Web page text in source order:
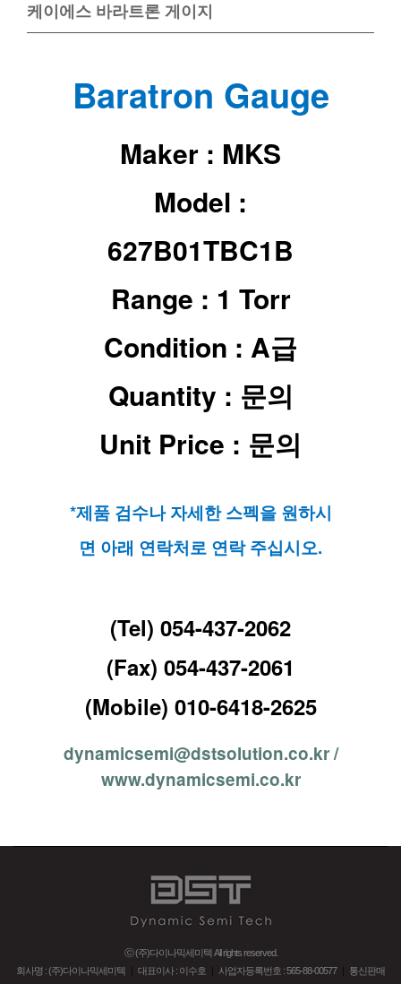
케이에스 바라트론 게이지
Baratron Gauge
Maker : MKS
Model :
627B01TBC1B​
Range : 1 Torr
Condition : A급
Quantity : 문의
Unit Price : 문의
*제품 검수나 자세한 스펙을 원하시
면 아래 연락처로 연락 주십시오.
(Tel) 054-437-2062
(Fax) 054-437-2061
(Mobile) 010-6418-2625
dynamicsemi@dstsolution.co.kr /
www.dynamicsemi.co.kr
ⓒ (주)다이나믹세미텍 All rights reserved.
회사명 : (주)다이나믹세미텍
대표이사 : 이수호 사업자등록번호 : 565-88-00577｜ 통신판매